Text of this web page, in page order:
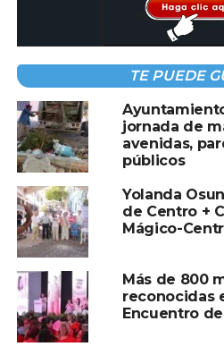
500 mujeres beneficiadas
inversión superior al millón de
etapa.
Yolanda Osuna subrayó que las
motor de transformación del
programa busca reconocer su
fortaleza para impulsar el
hogares.
TE PUEDE
jornada de
avenidas,
públicos
Yolanda
de Centro +
Mágico-
Más de 800
reconocidas
Encuentro